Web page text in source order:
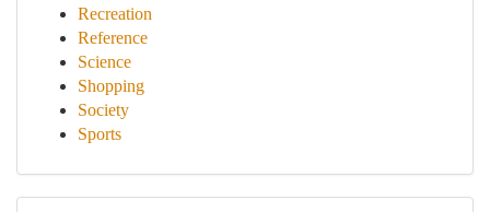
Recreation
Reference
Science
Shopping
Society
Sports